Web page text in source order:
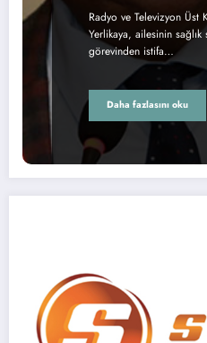
Radyo ve Televizyon Üst
Yerlikaya, ailesinin sağlık
görevinden istifa…
Daha fazlasını oku